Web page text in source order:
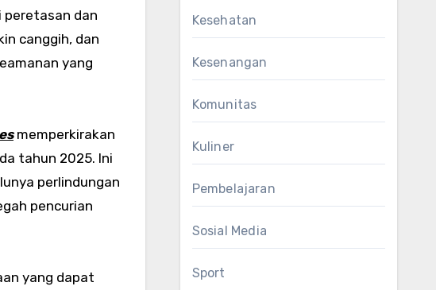
peretasan dan
canggih, dan
yang
memperkirakan
tahun 2025. Ini
perlindungan
pencurian
yang dapat
Kesehatan
Kesenangan
Komunitas
Kuliner
Pembelajaran
Sosial Media
Sport